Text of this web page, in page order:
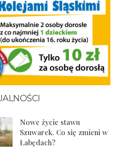
Nowe życie stawu
Szuwarek. Co się zmieni w
Łabędach?